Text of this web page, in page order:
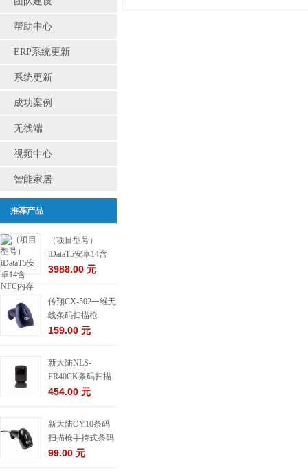
帮助中心
ERP系统更新
系统更新
成功案例
无线端
视频中心
智能家居
推荐产品
（项目型号）
iDataT5安卓14含
NFC内存6+64移动
3988.00 元
传翔CX-502一维无
线条码扫描枪
159.00 元
新大陆NLS-
FR40CK条码扫描
枪
454.00 元
新大陆OY10条码
扫描枪手持式条码
扫描器一维有线扫
99.00 元